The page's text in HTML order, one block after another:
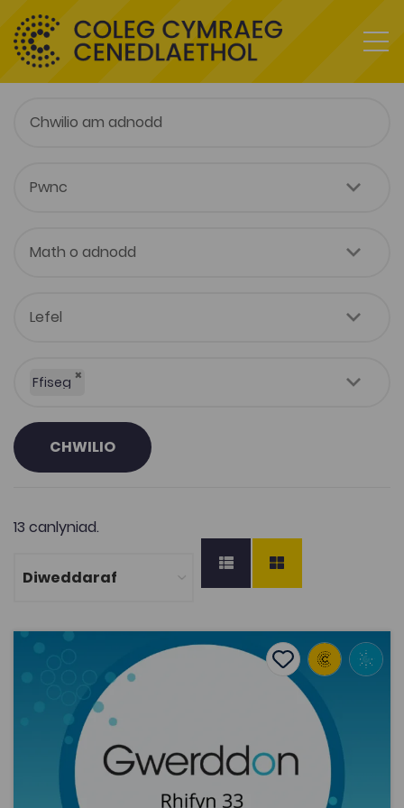
Ffiseg ×
CHWILIO
13 canlyniad.
Hywel Turner Evans, Aled Isaac, ‘Cronni Plasma o
Add to favourites
Dyddiad cyhoeddi: 2021 Add to favourites
Hywel Turner Evans, Aled Isaac, ‘Cronni
Plasma o Bositronau’ (2021)
Cymraeg Yn Unig
Ffiseg Gwerddon
Adnodd Coleg Cymraeg